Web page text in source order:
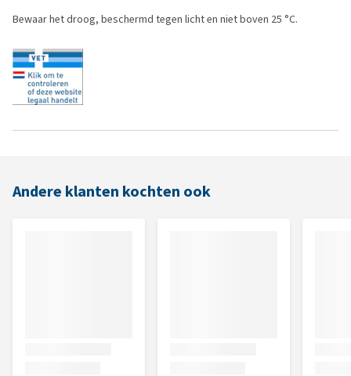
Bewaar het droog, beschermd tegen licht en niet boven 25 °C.
Andere klanten kochten ook